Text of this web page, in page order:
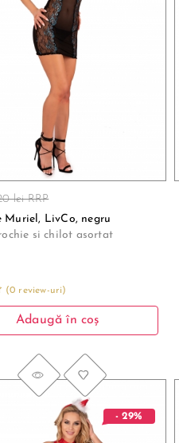
lei RRP
Muriel, LivCo, negru
si chilot asortat
(0 review-uri)
Adaugă în coș
- 29%